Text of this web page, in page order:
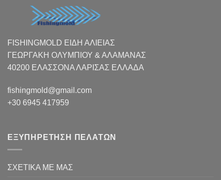
FISHINGMOLD ΕΙΔΗ ΑΛΙΕΙΑΣ
ΓΕΩΡΓΑΚΗ ΟΛΥΜΠΙΟΥ & ΑΛΑΜΑΝΑΣ
40200 ΕΛΑΣΣΟΝΑ ΛΑΡΙΣΑΣ EΛΛΑΔΑ
fishingmold@gmail.com
+30 6945 417959
ΕΞΥΠΗΡΕΤΗΣΗ ΠΕΛΑΤΩΝ
ΣΧΕΤΙΚΑ ΜΕ ΜΑΣ